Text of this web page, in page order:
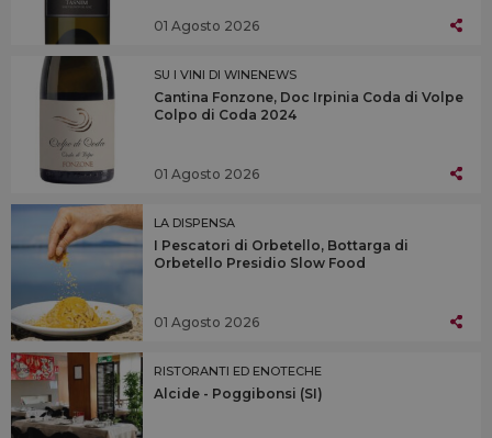
01 Agosto 2026
SU I VINI DI WINENEWS
Cantina Fonzone, Doc Irpinia Coda di Volpe
Colpo di Coda 2024
01 Agosto 2026
LA DISPENSA
I Pescatori di Orbetello, Bottarga di
Orbetello Presidio Slow Food
01 Agosto 2026
RISTORANTI ED ENOTECHE
Alcide - Poggibonsi (SI)